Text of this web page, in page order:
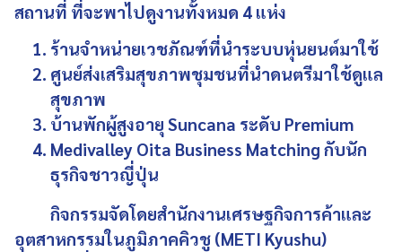
สถานที่ ที่จะพาไปดูงานทั้งหมด 4 แห่ง
ร้านจำหน่ายเวชภัณฑ์ที่นำระบบหุ่นยนต์มาใช้
ศูนย์ส่งเสริมสุขภาพชุมชนที่นำดนตรีมาใช้ดูแล
สุขภาพ
บ้านพักผู้สูงอายุ Suncana ระดับ Premium
Medivalley Oita Business Matching กับนัก
ธุรกิจชาวญี่ปุ่น
กิจกรรมจัดโดยสำนักงานเศรษฐกิจการค้าและ
อุตสาหกรรมในภูมิภาคคิวชู (METI Kyushu)